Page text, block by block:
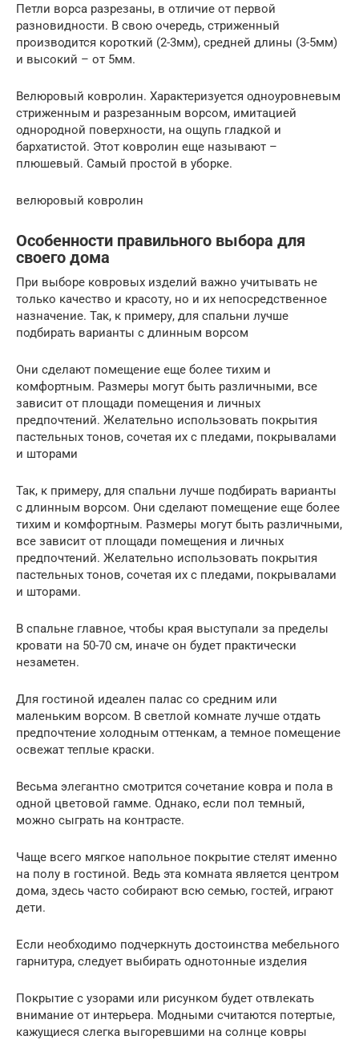
Петли ворса разрезаны, в отличие от первой
разновидности. В свою очередь, стриженный
производится короткий (2-3мм), средней длины (3-5мм)
и высокий – от 5мм.
Велюровый ковролин. Характеризуется одноуровневым
стриженным и разрезанным ворсом, имитацией
однородной поверхности, на ощупь гладкой и
бархатистой. Этот ковролин еще называют –
плюшевый. Самый простой в уборке.
велюровый ковролин
Особенности правильного выбора для
своего дома
При выборе ковровых изделий важно учитывать не
только качество и красоту, но и их непосредственное
назначение. Так, к примеру, для спальни лучше
подбирать варианты с длинным ворсом
Они сделают помещение еще более тихим и
комфортным. Размеры могут быть различными, все
зависит от площади помещения и личных
предпочтений. Желательно использовать покрытия
пастельных тонов, сочетая их с пледами, покрывалами
и шторами
Так, к примеру, для спальни лучше подбирать варианты
с длинным ворсом. Они сделают помещение еще более
тихим и комфортным. Размеры могут быть различными,
все зависит от площади помещения и личных
предпочтений. Желательно использовать покрытия
пастельных тонов, сочетая их с пледами, покрывалами
и шторами.
В спальне главное, чтобы края выступали за пределы
кровати на 50-70 см, иначе он будет практически
незаметен.
Для гостиной идеален палас со средним или
маленьким ворсом. В светлой комнате лучше отдать
предпочтение холодным оттенкам, а темное помещение
освежат теплые краски.
Весьма элегантно смотрится сочетание ковра и пола в
одной цветовой гамме. Однако, если пол темный,
можно сыграть на контрасте.
Чаще всего мягкое напольное покрытие стелят именно
на полу в гостиной. Ведь эта комната является центром
дома, здесь часто собирают всю семью, гостей, играют
дети.
Если необходимо подчеркнуть достоинства мебельного
гарнитура, следует выбирать однотонные изделия
Покрытие с узорами или рисунком будет отвлекать
внимание от интерьера. Модными считаются потертые,
кажущиеся слегка выгоревшими на солнце ковры